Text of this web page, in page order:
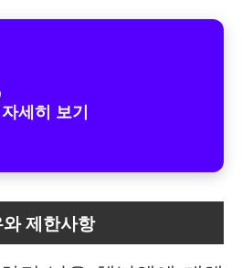
자세히 보기
제한사항